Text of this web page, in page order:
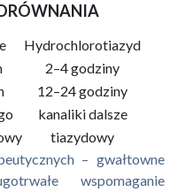
Hydrochlorotiazyd
2–4 godziny
12–24 godziny
kanaliki dalsze
tiazydowy
– gwałtowne
wspomaganie